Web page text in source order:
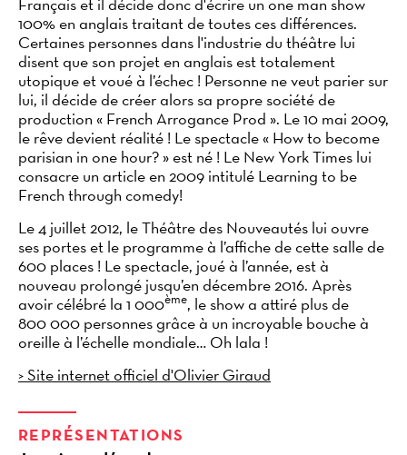
100% en anglais traitant de toutes ces différences.
Certaines personnes dans l'industrie du théâtre lui
disent que son projet en anglais est totalement
utopique et voué à l’échec ! Personne ne veut parier sur
lui, il décide de créer alors sa propre société de
production « French Arrogance Prod ». Le 10 mai 2009,
le rêve devient réalité ! Le spectacle « How to become
parisian in one hour? » est né ! Le New York Times lui
consacre un article en 2009 intitulé Learning to be
French through comedy!
Le 4 juillet 2012, le Théâtre des Nouveautés lui ouvre
ses portes et le programme à l’affiche de cette salle de
600 places ! Le spectacle, joué à l’année, est à
nouveau prolongé jusqu’en décembre 2016. Après
avoir célébré la 1 000ème, le show a attiré plus de
800000 personnes grâce à un incroyable bouche à
oreille à l’échelle mondiale… Oh lala !
> Site internet officiel d'Olivier Giraud
REPRÉSENTATIONS